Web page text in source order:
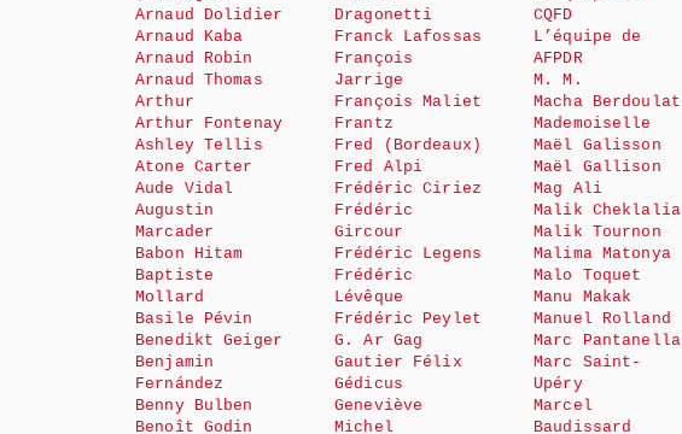
Arnaud Dolidier
Arnaud Kaba
Arnaud Robin
Arnaud Thomas
Arthur
Arthur Fontenay
Ashley Tellis
Atone Carter
Aude Vidal
Augustin
Marcader
Babon Hitam
Baptiste
Mollard
Basile Pévin
Benedikt Geiger
Benjamin
Fernández
Benny Bulben
Benoît Godin
Dragonetti
Franck Lafossas
François
Jarrige
François Maliet
Frantz
Fred (Bordeaux)
Fred Alpi
Frédéric Ciriez
Frédéric
Gircour
Frédéric Legens
Frédéric
Lévêque
Frédéric Peylet
G. Ar Gag
Gautier Félix
Gédicus
Geneviève
Michel
CQFD
L’équipe de
AFPDR
M. M.
Macha Berdoulat
Mademoiselle
Maël Galisson
Maël Gallison
Mag Ali
Malik Cheklalia
Malik Tournon
Malima Matonya
Malo Toquet
Manu Makak
Manuel Rolland
Marc Pantanella
Marc Saint-
Upéry
Marcel
Baudissard